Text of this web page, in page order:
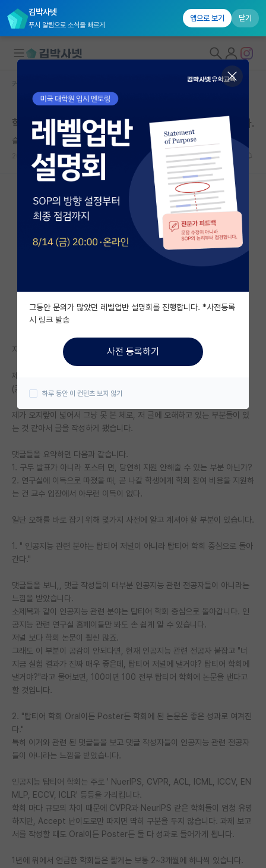
김박사넷
푸시 알림으로 소식을 빠르게
앱으로 보기 닫기
대학원생 모집
국내대학원 정보
연구실&오픈랩
커뮤니티
커뮤니티 홈
전체글보기
베스트 게시판
자유 게시판(아무개랩)
미국 유학 게시판
미국 대학원 합격 후기 게시판
대학원생 모집 게시판
연구실(PI) 홍보 게시판
석박사 채용 정보 게시판
임용 정보 게시판
학부 인턴 게시판
PI 전용 게시판
특수/전문대학원 게시판
반도체/AI 게시판
장학금/장학생 게시판
학술 정보 게시판
홍보 게시판
커리어
유학교육
반도체 아카데미
재팬라운지 🌸
커뮤니티 홈
학회 참여 비용 지원 관련 글 댓글을 보니 참 안타깝습니다.
슬기로운 블레즈 파스칼
2026.05.17 15 7470
지나가던 인공지능 전공을 한 연구원 입니다. (박사 졸업)
제목에 해당하는 글의 댓글들을 보는데 참 안타깝네요..
(글 링크 : https://phdkim.net/board/free/79720/)
제가 오지랖이 넓어서 그냥 못 본 체로, 저 글에 오해하고 있는 부분들이 있
는 것 같아서 글을 작성하게 됐습니다.
댓글들을 요약하면 다음과 같습니다.
1. 구두 발표가 아니라 포스터 면, 당연히 지원 안해줄 수 있는 부분 아닌가?
2. 연구실에 이득으로 따졌을 때, 곧 나갈 학생에게 학회 참여 비용을 지원하
는 건 교수 입장에서 아무런 이득이 없다.
일단 오해를 바로 잡기 위해 몇가지 사전에 알고 계셔야 할 부분이 있습니다.
1. " 인공지능 관련 분야는 탑티어 저널이 아니라 탑티어 학회 중심으로 돌아
간다."
댓글들을 보니,, 댓글 작성들이 대부분 인공지능 관련 전공자들이 아니라는
느낌을 받았습니다.
소제목과 같이 인공지능 관련 분야는 탑티어 학회 중심으로 돌아갑니다. 인
공지능 관련 연구실 홈페이들만 봐도 손 쉽게 알 수 있습니다.
저널 보다 학회 논문이 훨씬 많죠.
그래도 이 부분이 공감이 안되다면, 현재 인공지능 관련 전공자 붙잡고 "너
지금 실험 결과가 진짜 매우 좋은데, 탑티어 저널에 낼거야? 탑티어 학회에
낼거야?"라고 물어보면, 100이면 100 전부 탑티어 학회에 논문을 낸다고
할 것입니다.
2. "탑티어 학회 Oral이든 Poster든 학회에 된 논문은 좋은 성과로 여겨진
다."
특히 이거와 관련 된 댓글들을 보고 댓글 작성자들이 인공지능 관련 전공자
들이 아니라는 느낌을 받았습니다.
인공지능 탑티어 학회는 주로 ' NuerIPS, CVPR, ACL, ICML, ICCV, EN
MLP, ECCV, ICLR' 등등을 가리킵니다.
학회 마다 규모의 차이 때문에 CVPR과 NeurIPS 같은 학회들이 엄청 유명
하지만, Accept 난이도로만 따지면 딱히 구분을 두지 않습니다. 과제 보고
서를 작성할 때도 Oral이든 Poster든 둘 다 성과로 들어가게 됩니다.
1년에 위에서 언급한 학회들은 짧게는 보통 2~3개월에 하나씩 있습니다.
그동안 문의가 많았던 레벨업반 설명회를 진행합니다. *사전등록
시 링크 발송
사전 등록하기
하루 동안 이 컨텐츠 보지 않기